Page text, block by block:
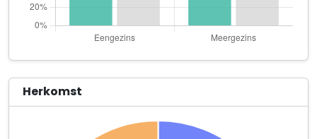
Centre Manjefiek Malberg
Malbergsingel 72
Christianne Rousseau Atmosphere Creator
Herkomst